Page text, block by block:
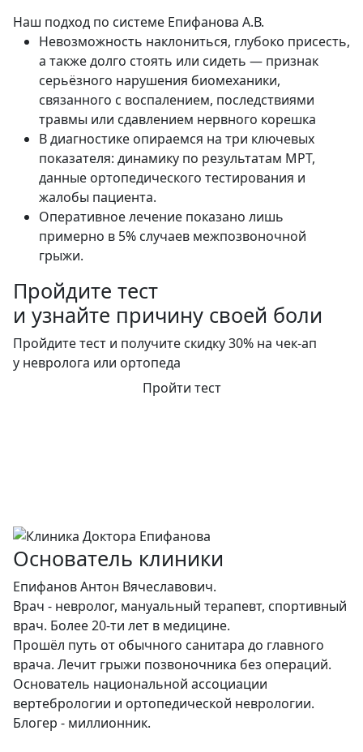
Наш подход по системе Епифанова А.В.
Невозможность наклониться, глубоко присесть,
а также долго стоять или сидеть — признак
серьёзного нарушения биомеханики,
связанного с воспалением, последствиями
травмы или сдавлением нервного корешка
В диагностике опираемся на три ключевых
показателя: динамику по результатам МРТ,
данные ортопедического тестирования и
жалобы пациента.
Оперативное лечение показано лишь
примерно в 5% случаев межпозвоночной
грыжи.
Пройдите тест
и узнайте причину своей боли
Пройдите тест и получите скидку 30% на чек‑ап
у невролога или ортопеда
Пройти тест
Основатель клиники
Епифанов Антон Вячеславович.
Врач - невролог, мануальный терапевт, спортивный
врач. Более 20-ти лет в медицине.
Прошёл путь от обычного санитара до главного
врача. Лечит грыжи позвоночника без операций.
Основатель национальной ассоциации
вертебрологии и ортопедической неврологии.
Блогер - миллионник.